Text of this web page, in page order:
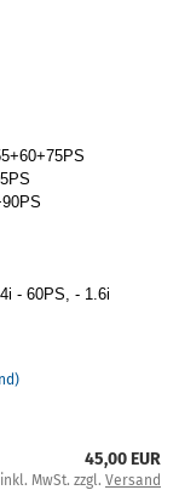
- 60PS, - 1.6i
45,00 EUR
inkl. MwSt. zzgl. Versand